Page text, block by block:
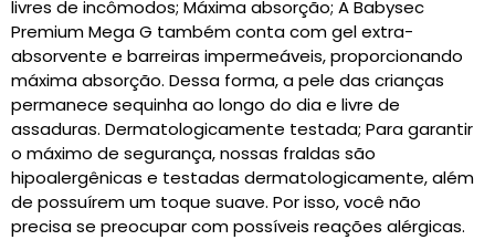
livres de incômodos; Máxima absorção; A Babysec
Premium Mega G também conta com gel extra-
absorvente e barreiras impermeáveis, proporcionando
máxima absorção. Dessa forma, a pele das crianças
permanece sequinha ao longo do dia e livre de
assaduras. Dermatologicamente testada; Para garantir
o máximo de segurança, nossas fraldas são
hipoalergênicas e testadas dermatologicamente, além
de possuírem um toque suave. Por isso, você não
precisa se preocupar com possíveis reações alérgicas.